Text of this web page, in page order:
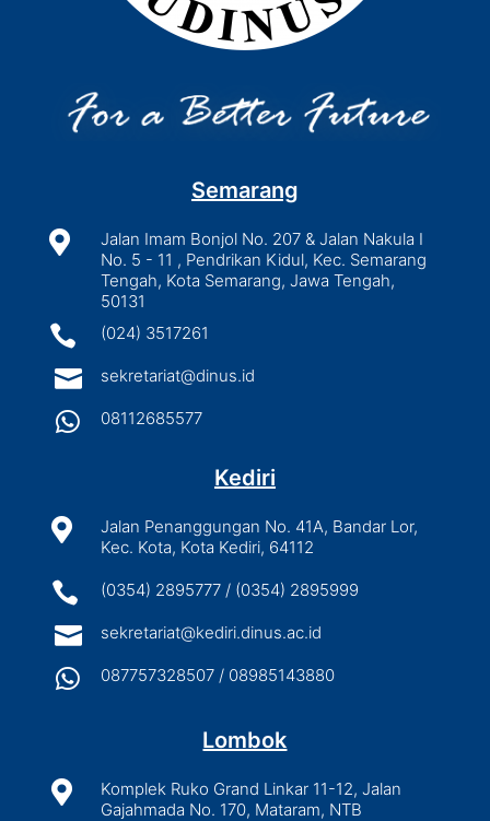
Semarang

Jalan Imam Bonjol No. 207 & Jalan Nakula I
No. 5 - 11 , Pendrikan Kidul, Kec. Semarang
Tengah, Kota Semarang, Jawa Tengah,
50131
 (024) 3517261
 sekretariat@dinus.id
 08112685577
Kediri

Jalan Penanggungan No. 41A, Bandar Lor,
Kec. Kota, Kota Kediri, 64112
 (0354) 2895777 / (0354) 2895999
 sekretariat@kediri.dinus.ac.id
 087757328507 / 08985143880
Lombok

Komplek Ruko Grand Linkar 11-12, Jalan
Gajahmada No. 170, Mataram, NTB